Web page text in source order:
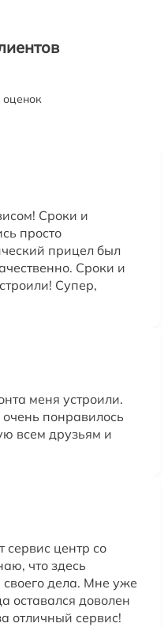
оценок
Сроки и
просто
прицел был
Сроки и
Супер,
меня устроили.
понравилось
всем друзьям и
сервис центр со
что здесь
дела. Мне уже
оставался доволен
отличный сервис!